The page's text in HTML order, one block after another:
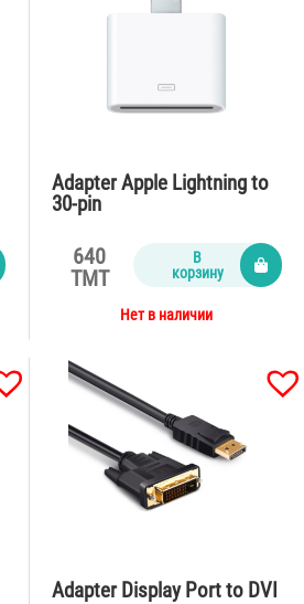
Adapter Apple Lightning to
30-pin
640
TMT
В
корзину
Нет в наличии
Adapter Display Port to DVI